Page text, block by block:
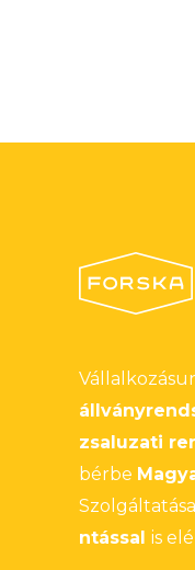
zsaluzati
bérbe
ntással is